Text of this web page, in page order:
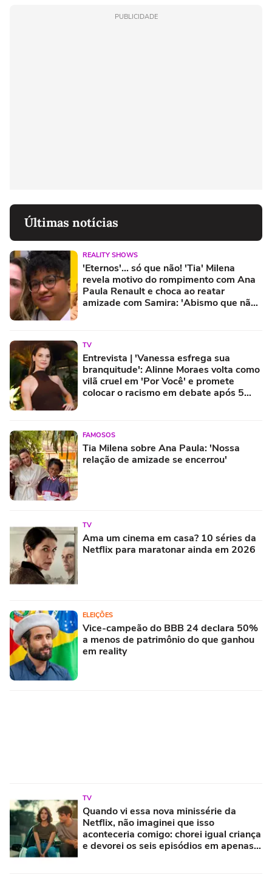
PUBLICIDADE
Últimas notícias
REALITY SHOWS
'Eternos'... só que não! 'Tia' Milena
revela motivo do rompimento com Ana
Paula Renault e choca ao reatar
amizade com Samira: 'Abismo que não
TV
Entrevista | 'Vanessa esfrega sua
branquitude': Alinne Moraes volta como
vilã cruel em 'Por Você' e promete
colocar o racismo em debate após 5
FAMOSOS
Tia Milena sobre Ana Paula: 'Nossa
relação de amizade se encerrou'
TV
Ama um cinema em casa? 10 séries da
Netflix para maratonar ainda em 2026
ELEIÇÕES
Vice-campeão do BBB 24 declara 50%
a menos de patrimônio do que ganhou
em reality
TV
Quando vi essa nova minissérie da
Netflix, não imaginei que isso
aconteceria comigo: chorei igual criança
e devorei os seis episódios em apenas